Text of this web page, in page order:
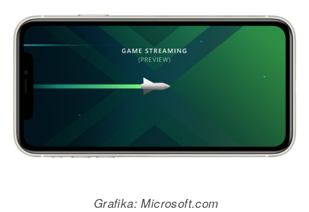
Grafika: Microsoft.com